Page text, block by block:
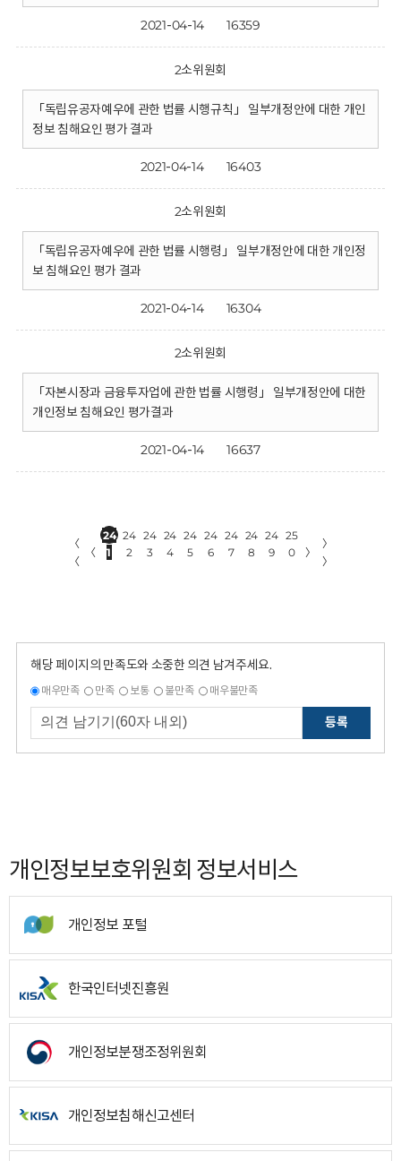
2021-04-14 16359
2소위원회
「독립유공자예우에 관한 법률 시행규칙」 일부개정안에 대한 개인
정보 침해요인 평가 결과
2021-04-14 16403
2소위원회
「독립유공자예우에 관한 법률 시행령」 일부개정안에 대한 개인정
보 침해요인 평가 결과
2021-04-14 16304
2소위원회
「자본시장과 금융투자업에 관한 법률 시행령」 일부개정안에 대한
개인정보 침해요인 평가결과
2021-04-14 16637
〈
〈
〈
24
1
24
2
24
3
24
4
24
5
24
6
24
7
24
8
24
9
25
0
〉
〉
〉
해당 페이지의 만족도와 소중한 의견 남겨주세요.
매우만족 만족 보통 불만족 매우불만족
등록
개인정보보호위원회 정보서비스
개인정보 포털
한국인터넷진흥원
개인정보분쟁조정위원회
개인정보침해신고센터